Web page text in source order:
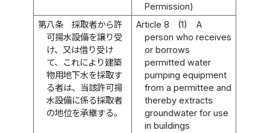
Permission)
第八条
採取者から許
可揚水設備を譲り受
け、又は借り受け
て、これにより建築
物用地下水を採取す
る者は、当該許可揚
水設備に係る採取者
の地位を承継する。
Article 8 (1)
A
person who receives
or borrows
permitted water
pumping equipment
from a permittee and
thereby extracts
groundwater for use
in buildings